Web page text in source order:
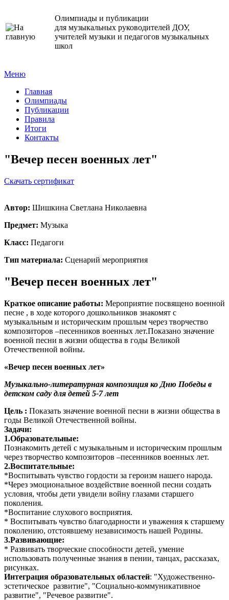
Олимпиады и публикации
для музыкальных руководителей ДОУ,
учителей музыки и педагогов музыкальных
школ
Меню
Главная
Олимпиады
Публикации
Правила
Итоги
Контакты
"Вечер песен военных лет"
Cкачать сертификат
Автор: Шишкина Светлана Николаевна
Предмет: Музыка
Класс: Педагоги
Тип материала: Сценарий мероприятия
"Вечер песен военных лет"
Краткое описание работы: Мероприятие посвящено военной
песне , в ходе которого дошкольников знакомят с
музыкальным и историческим прошлым через творчество
композиторов –песенников военных лет.Показано значение
военной песни в жизни общества в годы Великой
Отечественной войны.
«Вечер песен военных лет»
Музыкально-литературная композиция ко Дню Победы в
детском саду для детей 5-7 лет
Цель : Показать значение военной песни в жизни общества в
годы Великой Отечественной войны.
Задачи:
1.Образовательные:
Познакомить детей с музыкальным и историческим прошлым
через творчество композиторов –песенников военных лет.
2.Воспитательные:
*Воспитывать чувство гордости за героизм нашего народа.
*Через эмоциональное воздействие военной песни создать
условия, чтобы дети увидели войну глазами старшего
поколения.
*Воспитание слухового восприятия.
* Воспитывать чувство благодарности и уважения к старшему
поколению, отстоявшему независимость нашей Родины.
3.Развивающие:
* Развивать творческие способности детей, умение
использовать полученные знания в пении, танцах, рассказах,
рисунках.
Интеграция образовательных областей: "Художественно-
эстетическое развитие", "Социально-коммуникативное
развитие", "Речевое развитие".